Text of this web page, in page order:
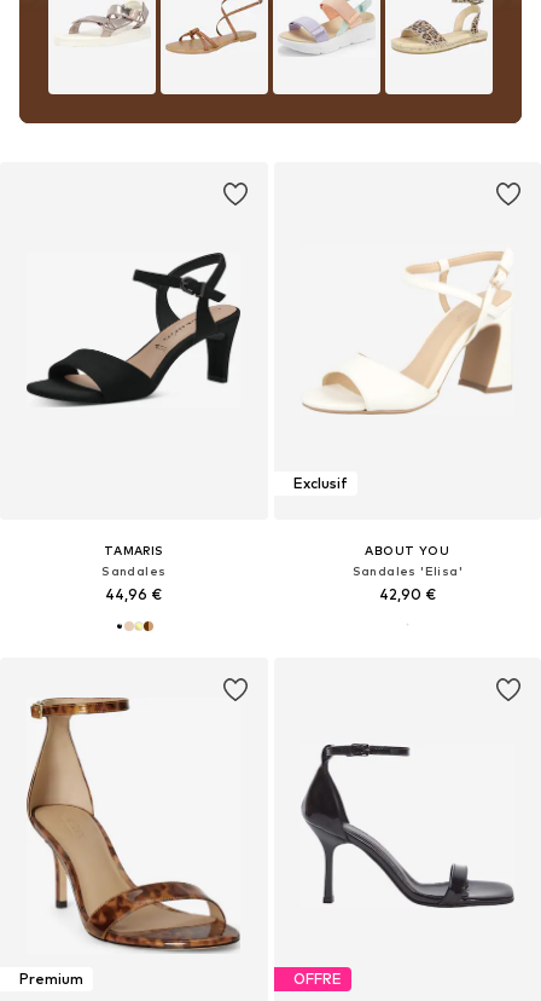
TAMARIS
Sandales
44,96 €
Exclusif
ABOUT YOU
Sandales 'Elisa'
42,90 €
Premium OFFRE